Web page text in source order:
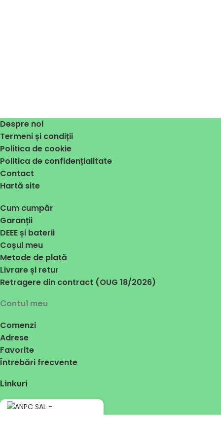
Despre noi
Termeni și condiții
Politica de cookie
Politica de confidențialitate
Contact
Hartă site
Cum cumpăr
Garanții
DEEE și baterii
Coșul meu
Metode de plată
Livrare și retur
Retragere din contract (OUG 18/2026)
Contul meu
Comenzi
Adrese
Favorite
Întrebări frecvente
Linkuri